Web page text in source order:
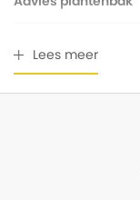
Breedte
Lees meer